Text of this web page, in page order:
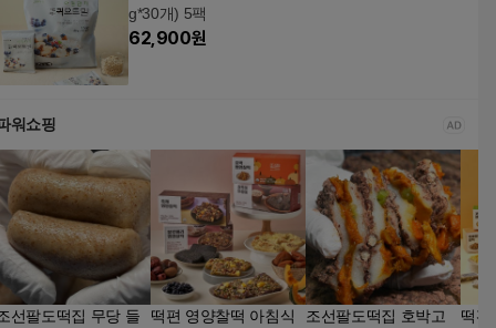
g*30개) 5팩
62,900원
워쇼핑
선팔도떡집 무당 들
떡편 영양찰떡 아침식
조선팔도떡집 호박고
떡편